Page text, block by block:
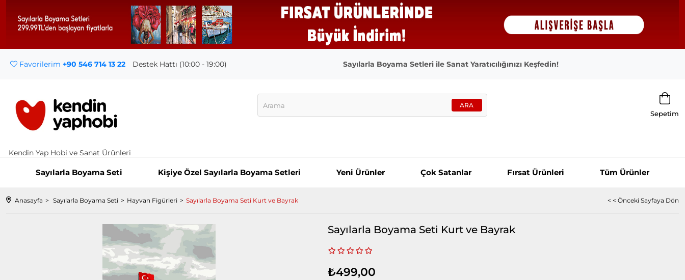
Favorilerim +90 546 714 13 22 Destek Hattı (10:00 - 19:00) Sayılarla Boyama Setleri ile Sanat Yaratıcılığınızı Keşfedin!
Kendin Yap Hobi ve Sanat Ürünleri
Sepetim
Sayılarla Boyama Seti Kişiye Özel Sayılarla Boyama Setleri Yeni Ürünler Çok Satanlar Fırsat Ürünleri Tüm Ürünler
Anasayfa Sayılarla Boyama Seti Hayvan Figürleri Sayılarla Boyama Seti Kurt ve Bayrak < < Önceki Sayfaya Dön
Sayılarla Boyama Seti Kurt ve Bayrak
₺499,00